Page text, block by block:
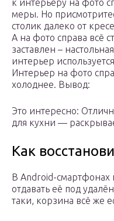
к интерьеру на фото
меры. Но
столик далеко от
А на фото справа всё
заставлен –
интерьер
Интерьер на фото
холоднее. Вывод:
Это интересно:
для кухни —
Как
В Android-смартфонах
отдавать её под
таки, корзина всё же